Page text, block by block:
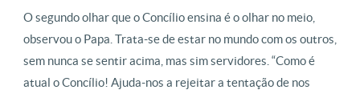
O segundo olhar que o Concílio ensina é o olhar no meio,
observou o Papa. Trata-se de estar no mundo com os outros,
sem nunca se sentir acima, mas sim servidores. “Como é
atual o Concílio! Ajuda-nos a rejeitar a tentação de nos